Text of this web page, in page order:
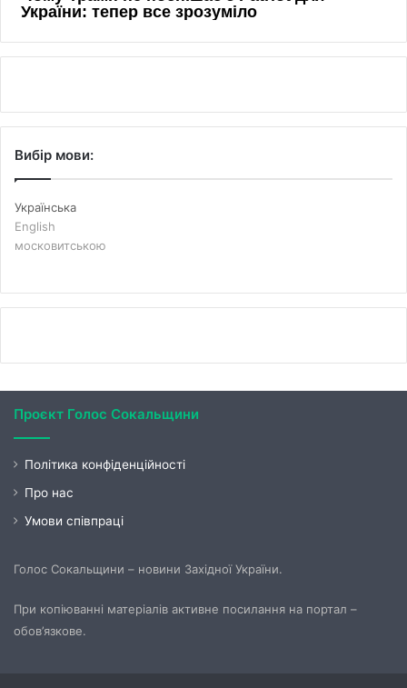
Вибір мови:
Українська
English
московитською
Проєкт Голос Сокальщини
Політика конфіденційності
Про нас
Умови співпраці
Голос Сокальщини – новини Західної України.
При копіюванні матеріалів активне посилання на портал –
обов’язкове.